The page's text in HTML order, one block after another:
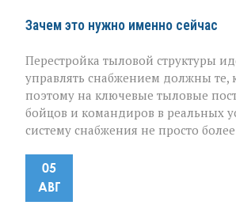
Зачем это нужно именно сейчас
Перестройка тыловой структуры
управлять снабжением должны те,
поэтому на ключевые тыловые
бойцов и командиров в реальных
систему снабжения не просто
05
АВГ